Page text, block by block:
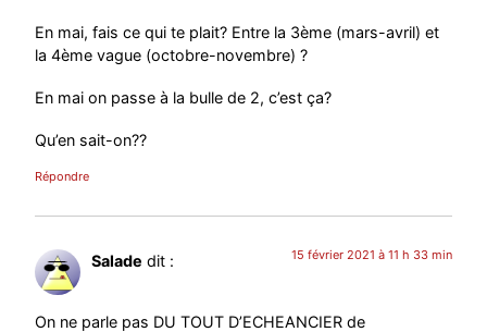
En mai, fais ce qui te plait? Entre la 3ème (mars-avril) et
la 4ème vague (octobre-novembre) ?
En mai on passe à la bulle de 2, c’est ça?
Qu’en sait-on??
Répondre
Salade dit : 15 février 2021 à 11 h 33 min
On ne parle pas DU TOUT D’ECHEANCIER de